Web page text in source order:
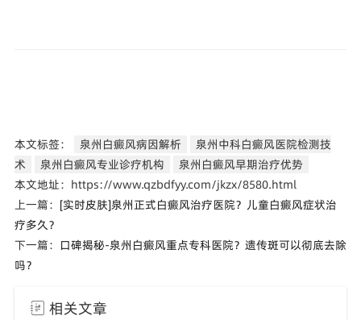
本文标签： 泉州白癜风病因解析
泉州中科白癜风医院检测技
术
泉州白癜风专业诊疗机构
泉州白癜风早期治疗优势
本文地址：https://www.qzbdfyy.com/jkzx/8580.html
上一篇： [实时皮肤]泉州正式白癜风治疗医院？儿童白癜风症状治
疗多久？
下一篇： 口碑揭秘-泉州白癜风重点专科医院？遗传斑可以彻底去除
吗？
相关文章